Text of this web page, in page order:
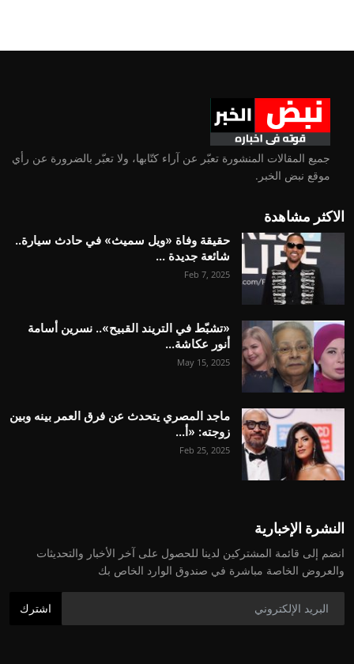
جميع المقالات المنشورة تعبّر عن آراء كتّابها، ولا تعبّر بالضرورة عن رأي
موقع نبض الخبر.
الاكثر مشاهدة
حقيقة وفاة «ويل سميث» في حادث سيارة..
شائعة جديدة ...
Feb 7, 2025
«تشبّط في التريند القبيح».. نسرين أسامة
أنور عكاشة...
May 15, 2025
ماجد المصري يتحدث عن فرق العمر بينه وبين
زوجته: «أ...
Feb 25, 2025
النشرة الإخبارية
انضم إلى قائمة المشتركين لدينا للحصول على آخر الأخبار والتحديثات
والعروض الخاصة مباشرة في صندوق الوارد الخاص بك
اشترك